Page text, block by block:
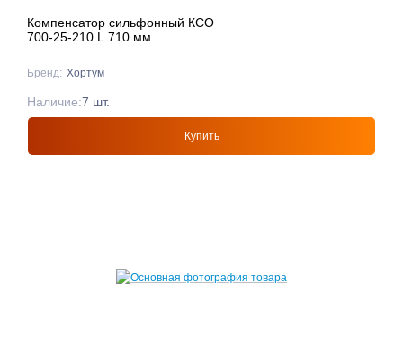
Компенсатор сильфонный КСО
700-25-210 L 710 мм
Бренд: Хортум
Купить
Наличие:7 шт.